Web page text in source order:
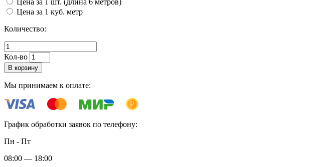
Цена за 1 куб. метр
Количество:
Кол-во
В корзину
Мы принимаем к оплате:
График обработки заявок по телефону:
Пн - Пт
08:00 — 18:00